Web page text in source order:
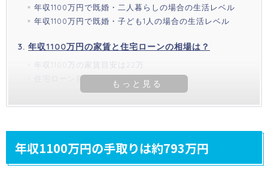
年収1100万円で既婚・二人暮らしの場合の生活レベル
年収1100万円で既婚・子ども1人の場合の生活レベル
年収1100万円の家賃と住宅ローンの相場は？
年収1100万の家賃目安は22万
住宅ローン目安は5500～7700万
年収1100万円の手取りは約793万円